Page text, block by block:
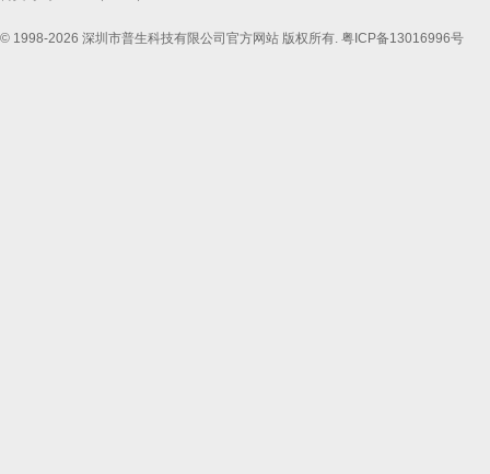
© 1998-2026 深圳市普生科技有限公司官方网站 版权所有. 粤ICP备13016996号